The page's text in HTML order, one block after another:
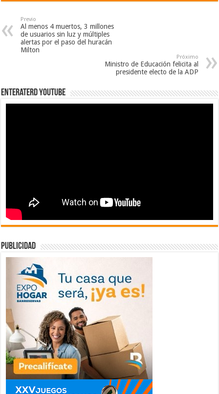
Previo
Al menos 4 muertos, 3 millones
de usuarios sin luz y múltiples
alertas por el paso del huracán
Milton
Próximo
Ministro de Educación felicita al
presidente electo de la ADP
EnterateRD YOUTUBE
publicidad